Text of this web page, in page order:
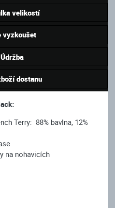
velikostí
vyzkoušet
Údržba
dostanu
Terry: 88% bavlna, 12%
na nohavicích